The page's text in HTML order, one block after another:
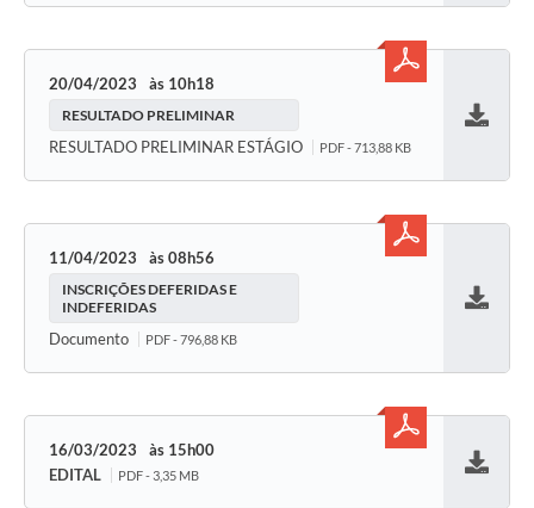
Contratos
20/04/2023 10h18
RESULTADO PRELIMINAR
RESULTADO PRELIMINAR ESTÁGIO PDF - 713,88 KB
11/04/2023 08h56
INSCRIÇÕES DEFERIDAS E
INDEFERIDAS
Documento PDF - 796,88 KB
16/03/2023
15h00
EDITAL
PDF - 3,35 MB